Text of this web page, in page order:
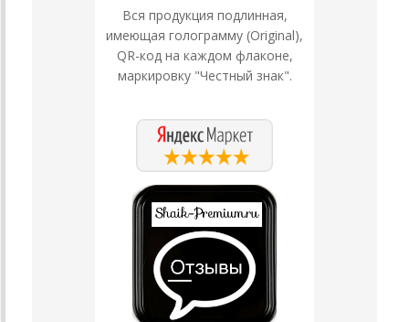
Вся продукция подлинная,
имеющая голограмму (Original),
QR-код на каждом флаконе,
маркировку "Честный знак".